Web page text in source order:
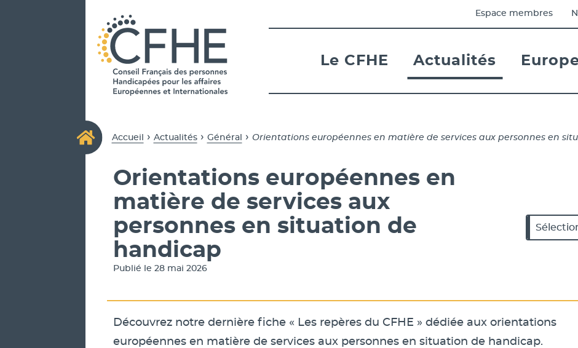
Espace membres
Le CFHE
Actualités
Accueil › Actualités› Général › Orientations européennes en matière de services aux personnes en
Orientations européennes en
matière de services aux
personnes en situation de
handicap
Publié le 28 mai 2026
Découvrez notre dernière fiche « Les repères du CFHE » dédiée aux orientations
européennes en matière de services aux personnes en situation de handicap.